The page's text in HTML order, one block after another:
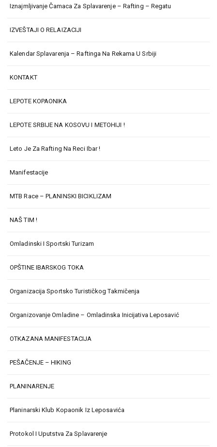
Iznajmljivanje Čamaca Za Splavarenje – Rafting – Regatu
IZVEŠTAJI O RELAIZACIJI
Kalendar Splavarenja – Raftinga Na Rekama U Srbiji
KONTAKT
LEPOTE KOPAONIKA
LEPOTE SRBIJE NA KOSOVU I METOHIJI !
Leto Je Za Rafting Na Reci Ibar !
Manifestacije
MTB Race – PLANINSKI BICIKLIZAM
NAŠ TIM !
Omladinski I Sportski Turizam
OPŠTINE IBARSKOG TOKA
Organizacija Sportsko Turističkog Takmičenja
Organizovanje Omladine – Omladinska Inicijativa Leposavić
OTKAZANA MANIFESTACIJA
PEŠAČENJE – HIKING
PLANINARENJE
Planinarski Klub Kopaonik Iz Leposavića
Protokol I Uputstva Za Splavarenje